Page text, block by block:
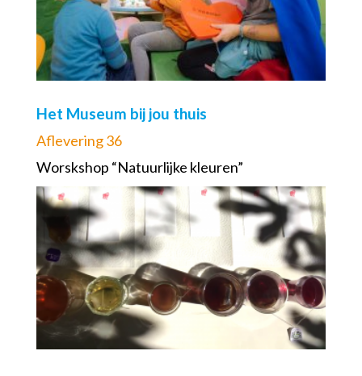
Het Museum bij jou thuis
Aflevering 36
Worskshop “Natuurlijke kleuren”